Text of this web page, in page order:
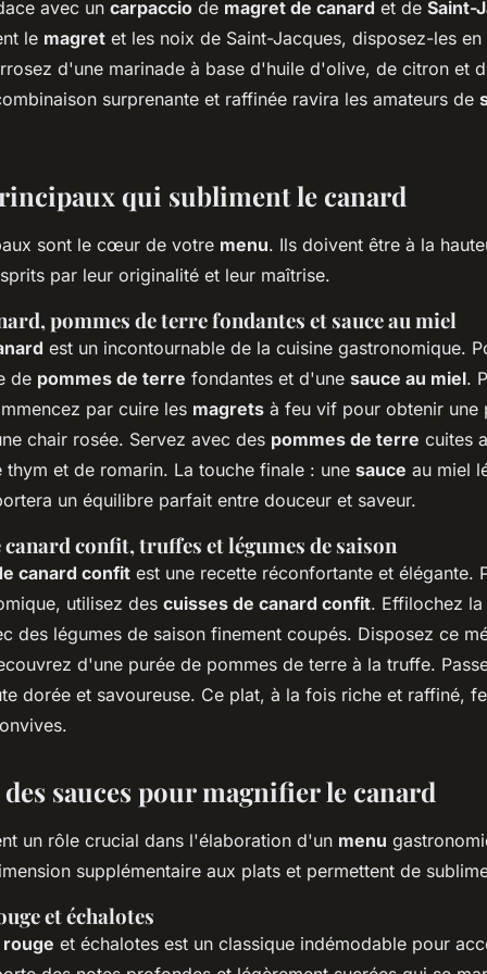
avec un carpaccio de magret de canard et de Saint-
le magret et les noix de Saint-Jacques, disposez-les en
d'une marinade à base d'huile d'olive, de citron et
surprenante et raffinée ravira les amateurs de
qui subliment le canard
sont le cœur de votre menu. Ils doivent être à la
par leur originalité et leur maîtrise.
pommes de terre fondantes et sauce au miel
est un incontournable de la cuisine gastronomique.
de pommes de terre fondantes et d'une sauce au miel.
par cuire les magrets à feu vif pour obtenir une
chair rosée. Servez avec des pommes de terre cuites
thym et de romarin. La touche finale : une sauce au miel
un équilibre parfait entre douceur et saveur.
confit, truffes et légumes de saison
canard confit est une recette réconfortante et élégante.
utilisez des cuisses de canard confit. Effilochez
des légumes de saison finement coupés. Disposez ce
d'une purée de pommes de terre à la truffe.
dorée et savoureuse. Ce plat, à la fois riche et raffiné,
des sauces pour magnifier le canard
un rôle crucial dans l'élaboration d'un menu
supplémentaire aux plats et permettent de
et échalotes
rouge et échalotes est un classique indémodable pour